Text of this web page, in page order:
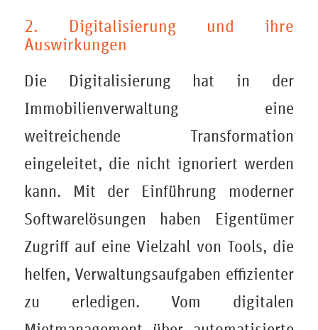
2. Digitalisierung und ihre
Auswirkungen
Die Digitalisierung hat in der
Immobilienverwaltung eine
weitreichende Transformation
eingeleitet, die nicht ignoriert werden
kann. Mit der Einführung moderner
Softwarelösungen haben Eigentümer
Zugriff auf eine Vielzahl von Tools, die
helfen, Verwaltungsaufgaben effizienter
zu erledigen. Vom digitalen